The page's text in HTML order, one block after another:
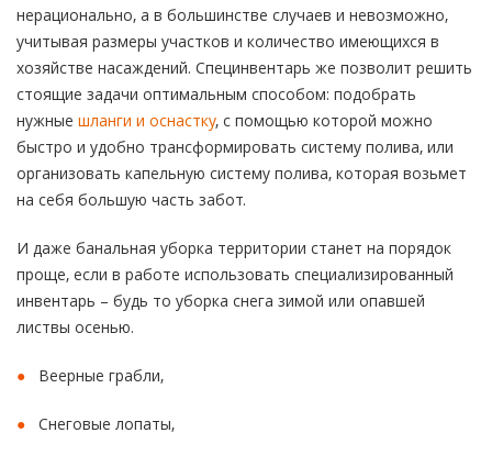
нерационально, а в большинстве случаев и невозможно,
учитывая размеры участков и количество имеющихся в
хозяйстве насаждений. Специнвентарь же позволит решить
стоящие задачи оптимальным способом: подобрать
нужные шланги и оснастку, с помощью которой можно
быстро и удобно трансформировать систему полива, или
организовать капельную систему полива, которая возьмет
на себя большую часть забот.
И даже банальная уборка территории станет на порядок
проще, если в работе использовать специализированный
инвентарь – будь то уборка снега зимой или опавшей
листвы осенью.
Веерные грабли,
Снеговые лопаты,